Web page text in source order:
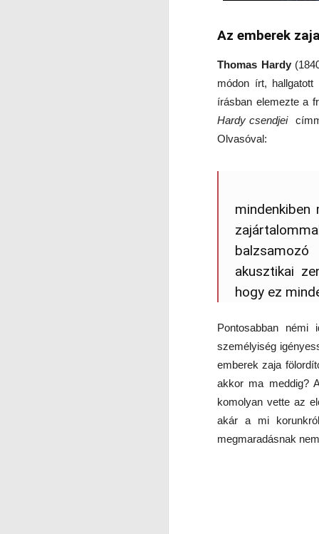
Az emberek
Thomas Hardy
módon írt,
írásban elemezte a
Hardy csendjei
Olvasóval:
mindenkiben
akusztikai
hogy ez
Pontosabban némi
személyiség
emberek zaja
akkor ma meddig?
komolyan vette az
akár a mi
megmaradásnak